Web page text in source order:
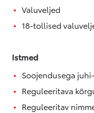
Valuveljed
18-tollised
Istmed
Soojendusega
Reguleeritava
Reguleeritav